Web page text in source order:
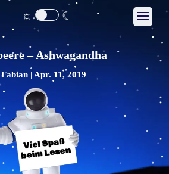
☼ ☾
– Ashwagandha
Fabian | Apr. 11, 2019